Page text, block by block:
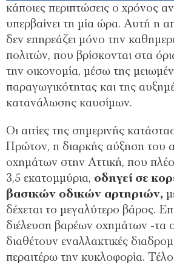
κάποιες περιπτώσεις ο χρόνος
υπερβαίνει τη μία ώρα. Αυτή η
δεν επηρεάζει μόνο την
πολιτών, που βρίσκονται στα
την οικονομία, μέσω της
παραγωγικότητας και της
κατανάλωσης καυσίμων.
Οι αιτίες της σημερινής
Πρώτον, η διαρκής αύξηση του
οχημάτων στην Αττική, που
3,5 εκατομμύρια, οδηγεί σε
βασικών οδικών αρτηριών,
δέχεται το μεγαλύτερο βάρος.
διέλευση βαρέων οχημάτων -τα
διαθέτουν εναλλακτικές
περαιτέρω την κυκλοφορία.